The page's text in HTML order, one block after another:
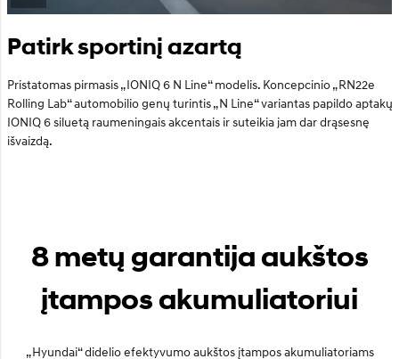
Patirk sportinį azartą
Pristatomas pirmasis „IONIQ 6 N Line“ modelis. Koncepcinio „RN22e
Rolling Lab“ automobilio genų turintis „N Line“ variantas papildo aptakų
IONIQ 6 siluetą raumeningais akcentais ir suteikia jam dar drąsesnę
išvaizdą.
8 metų garantija aukštos
įtampos akumuliatoriui
„Hyundai“ didelio efektyvumo aukštos įtampos akumuliatoriams